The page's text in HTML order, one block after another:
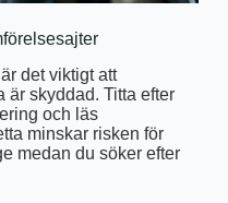
det viktigt att
är skyddad. Titta efter
och läs
minskar risken för
medan du söker efter